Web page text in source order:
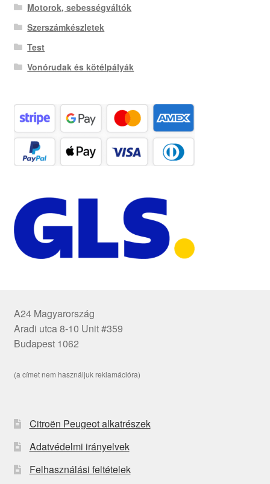
Motorok, sebességváltók
Szerszámkészletek
Test
Vonórudak és kötélpályák
A24 Magyarország
Aradi utca 8-10 Unit #359
Budapest 1062
(a címet nem használjuk reklamációra)
Citroën Peugeot alkatrészek
Adatvédelmi irányelvek
Felhasználási feltételek